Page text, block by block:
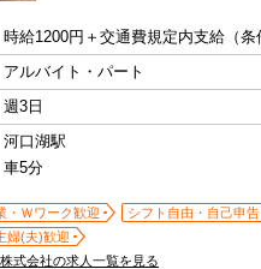
アルバイト・パート
週3日
河口湖駅
車5分
・Ｗワーク歓迎
シフト自由・自己申告
婦(夫)歓迎
式会社の求人一覧を見る